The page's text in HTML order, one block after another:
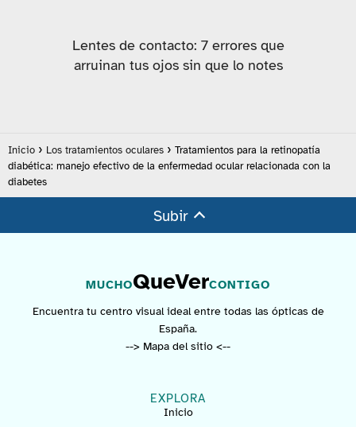
Lentes de contacto: 7 errores que
arruinan tus ojos sin que lo notes
Inicio Los tratamientos oculares
Tratamientos para la retinopatía
diabética: manejo efectivo de la enfermedad ocular relacionada con la
diabetes
Subir
MUCHOQueVerCONTIGO
Encuentra tu centro visual ideal entre todas las ópticas de
España.
--> Mapa del sitio <--
EXPLORA
Inicio